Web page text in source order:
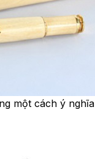
một cách ý nghĩa